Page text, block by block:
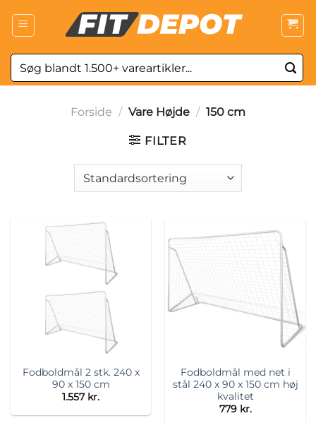
Søg
efter:
Forside / Vare Højde / 150 cm
FILTER
Fodboldmål 2 stk. 240 x
90 x 150 cm
1.557 kr.
Fodboldmål med net i
stål 240 x 90 x 150 cm høj
kvalitet
779 kr.